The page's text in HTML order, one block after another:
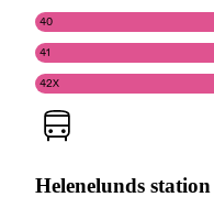
40
41
42X
Helenelunds station